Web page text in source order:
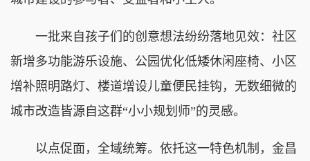
一批来自孩子们的创意想法纷纷落地见效：社区
新增多功能游乐设施、公园优化低矮休闲座椅、小区
增补照明路灯、楼道增设儿童便民挂钩，无数细微的
城市改造皆源自这群“小小规划师”的灵感。
以点促面，全域统筹。依托这一特色机制，金昌